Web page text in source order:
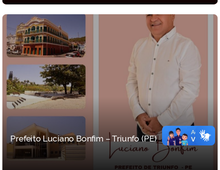
Prefeito Luciano Bonfim – Triunfo (PE)